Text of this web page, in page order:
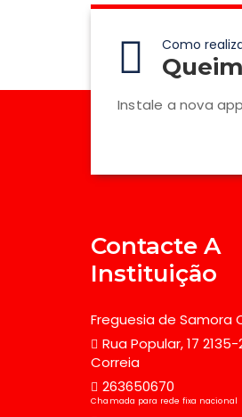
Como
Instale a nova
Contacte A
Instituição
Freguesia de Samora
Rua Popular, 17
Correia
263650670
Chamada para rede fixa nacional